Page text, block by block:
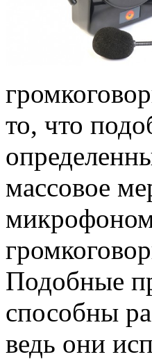
то, что
массовое
Подобные
способны
ведь они